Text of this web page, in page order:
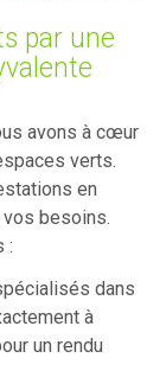
par une
avons à cœur
verts.
en
besoins.
:
dans
à
un rendu